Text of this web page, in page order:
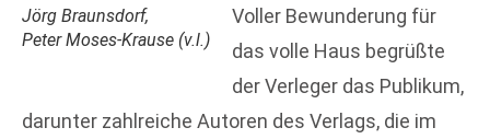
Jörg Braunsdorf,
Peter Moses-Krause (v.l.)
Voller Bewunderung für
das volle Haus begrüßte
der Verleger das Publikum,
darunter zahlreiche Autoren des Verlags, die im